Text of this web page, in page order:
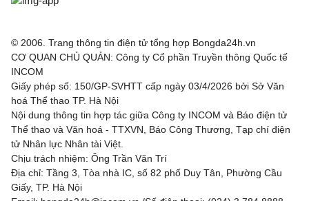
© 2006. Trang thông tin điện tử tổng hợp Bongda24h.vn
CƠ QUAN CHỦ QUẢN: Công ty Cổ phần Truyền thông Quốc tế
INCOM
Giấy phép số: 150/GP-SVHTT cấp ngày 03/4/2026 bởi Sở Văn
hoá Thể thao TP. Hà Nội
Nội dung thông tin hợp tác giữa Công ty INCOM và Báo điện tử
Thể thao và Văn hoá - TTXVN, Báo Công Thương, Tạp chí điện
tử Nhân lực Nhân tài Việt.
Chịu trách nhiệm: Ông Trần Văn Trí
Địa chỉ: Tầng 3, Tòa nhà IC, số 82 phố Duy Tân, Phường Cầu
Giấy, TP. Hà Nội